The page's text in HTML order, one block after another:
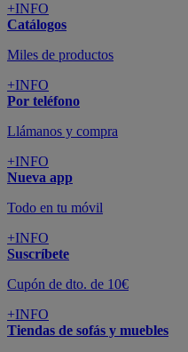
+INFO
Catálogos
Miles de productos
+INFO
Por teléfono
Llámanos y compra
+INFO
Nueva app
Todo en tu móvil
+INFO
Suscríbete
Cupón de dto. de 10€
+INFO
Tiendas de sofás y muebles